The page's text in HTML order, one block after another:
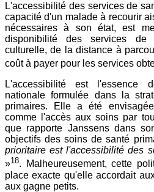
L'accessibilité des services de
capacité d'un malade à recourir
nécessaires à son état, est
disponibilité des services de
culturelle, de la distance à
coût à payer pour les services
L'accessibilité est l'essence
nationale formulée dans la
primaires. Elle a été
comme l'accès aux soins par
que rapporte Janssens dans
objectifs des soins de santé
prioritaire est l'accessibilité des
»18. Malheureusement, cette
place exacte qu'elle accordait
aux gagne petits.